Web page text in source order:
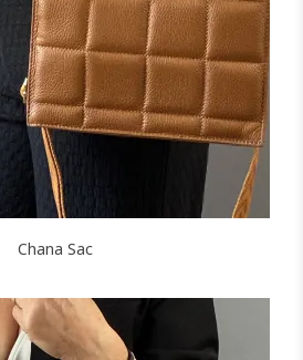
NOIRARGENT
B
DORÉ
B
BRONZE
D
J'ajoute à mon panier !
Chana Sac